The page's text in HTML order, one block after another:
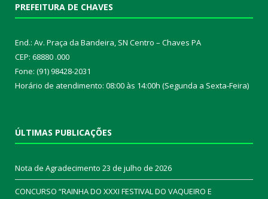
PREFEITURA DE CHAVES
End.: Av. Praça da Bandeira, SN Centro – Chaves PA
CEP: 68880 .000
Fone: (91) 98428-2031
Horário de atendimento: 08:00 às 14:00h (Segunda a Sexta-Feira)
ÚLTIMAS PUBLICAÇÕES
Nota de Agradecimento 23 de julho de 2026
CONCURSO “RAINHA DO XXXI FESTIVAL DO VAQUEIRO E